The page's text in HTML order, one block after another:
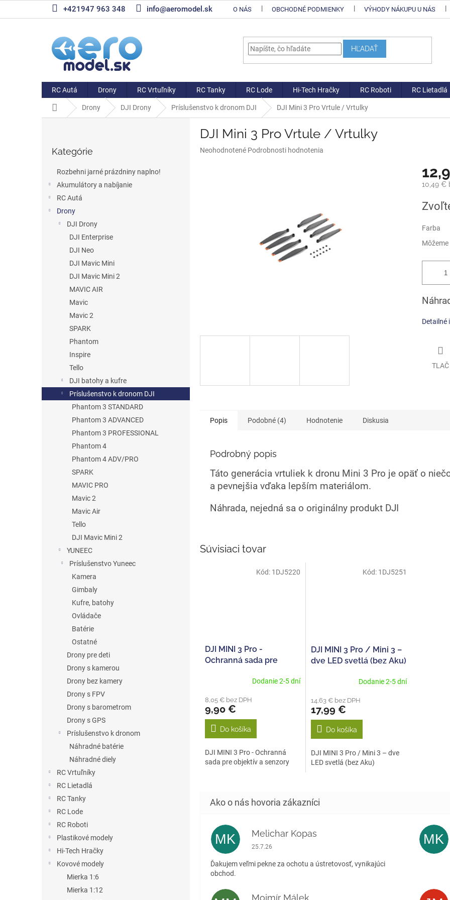
+421947 963 348 info@aeromodel.sk O NÁS OBCHODNÉ PODMIENKY VÝHODY NÁKUPU U NÁS
HĽADAŤ
RC Autá Drony RC Vrtuľníky RC Tanky RC Lode Hi-Tech Hračky RC Roboti RC Lietadlá
DomovDrony DJI Drony Príslušenstvo k dronom DJI DJI Mini 3 Pro Vrtule / Vrtulky
kategórie
Kategórie
Rozbehni jarné prázdniny naplno!
Akumulátory a nabíjanie
RC Autá
Drony
DJI Drony
DJI Enterprise
DJI Neo
DJI Mavic Mini
DJI Mavic Mini 2
MAVIC AIR
Mavic
Mavic 2
SPARK
Phantom
Inspire
Tello
DJI batohy a kufre
Príslušenstvo k dronom DJI
Phantom 3 STANDARD
Phantom 3 ADVANCED
Phantom 3 PROFESSIONAL
Phantom 4
Phantom 4 ADV/PRO
SPARK
MAVIC PRO
Mavic 2
Mavic Air
Tello
DJI Mavic Mini 2
YUNEEC
Príslušenstvo Yuneec
Kamera
Gimbaly
Kufre, batohy
Ovládače
Batérie
Ostatné
Drony pre deti
Drony s kamerou
Drony bez kamery
Drony s FPV
Drony s barometrom
Drony s GPS
Príslušenstvo k dronom
Náhradné batérie
Náhradné diely
RC Vrtuľníky
RC Lietadlá
RC Tanky
RC Lode
RC Roboti
Plastikové modely
Hi-Tech Hračky
Kovové modely
Mierka 1:6
Mierka 1:12
DJI Mini 3 Pro Vrtule / Vrtulky
Priemerné
Neohodnotené Podrobnosti hodnotenia
10,49 €
cena:
Farba
Detailné
TLAČ
Popis Podobné (4) Hodnotenie Diskusia
Podrobný popis
Táto generácia vrtuliek k dronu Mini 3 Pro je opäť o
a pevnejšia vďaka lepším materiálom.
Náhrada, nejedná sa o originálny produkt DJI
Súvisiaci tovar
DJI MINI 3 Pro -
Ochranná sada pre
Dodanie 2-5 dní
8,05 € bez DPH
9,90 €
Do košíka
DJI MINI 3 Pro - Ochranná
sada pre objektív a senzory
Kód: 1DJ5220
DJI MINI 3 Pro / Mini 3 –
dve LED svetlá (bez Aku)
Dodanie 2-5 dní
14,63 € bez DPH
17,99 €
Do košíka
DJI MINI 3 Pro / Mini 3 – dve
LED svetlá (bez Aku)
Kód: 1DJ5251
MK Melichar Kopas
Hodnotenie obchodu je 5 z 5 hviezdičiek.
25.7.26
Ďakujem veľmi pekne za ochotu a ústretovosť, vynikajúci
obchod.
MK
Mojmír Málek